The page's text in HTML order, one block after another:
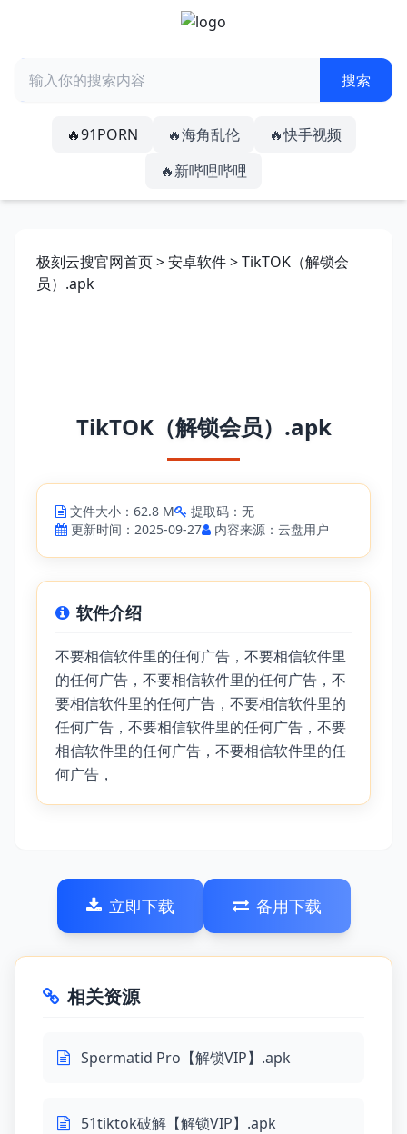
🔥91PORN 🔥海角乱伦
🔥快手视频
🔥新哔哩哔哩
极刻云搜官网首页>安卓软件> TikTOK（解锁会
员）.apk
TikTOK（解锁会员）.apk
文件大小：62.8 M
提取码：无
更新时间：2025-09-27
内容来源：云盘用户
软件介绍
不要相信软件里的任何广告，不要相信软件里
的任何广告，不要相信软件里的任何广告，不
要相信软件里的任何广告，不要相信软件里的
任何广告，不要相信软件里的任何广告，不要
相信软件里的任何广告，不要相信软件里的任
何广告，
立即下载 备用下载
相关资源
Spermatid Pro【解锁VIP】.apk
51tiktok破解【解锁VIP】.apk